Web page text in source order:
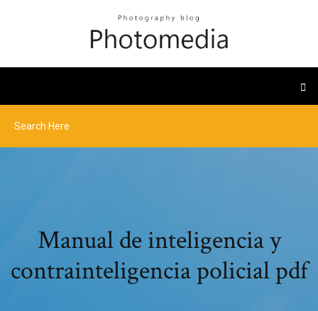
Manual de inteligencia y
contrainteligencia policial pdf